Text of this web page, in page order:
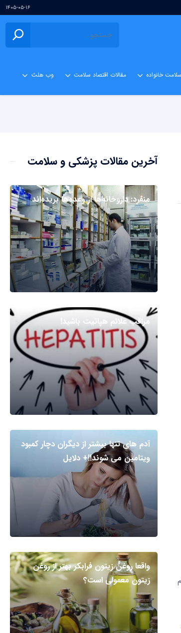
۱۴۰۵-۰۵-۱۶
خانواده مقالات اقتصاد سلامت وب هلث
آخرین مقالات پزشکی و سلامت
منفرد: داروخانه‌ها از وعده‌ها بریده‌اند
مراقب علائم هپاتیت باشید!
آدم های تنها بیشتر از دیگران دچار کمبود
ویتامین می شوند!!+ دلایل
واقعا روغن زیتون فرابکر بهتر از روغن
زیتون معمولی است؟